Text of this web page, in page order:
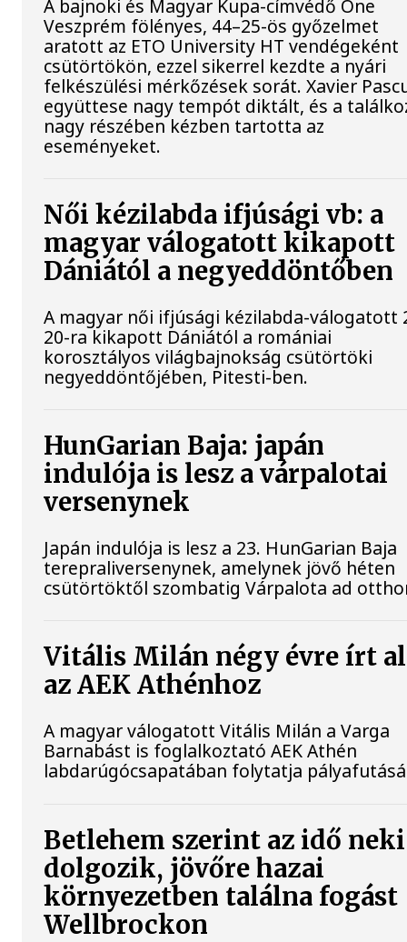
A bajnoki és Magyar Kupa-címvédő One
Veszprém fölényes, 44–25-ös győzelmet
aratott az ETO University HT vendégeként
csütörtökön, ezzel sikerrel kezdte a nyári
felkészülési mérkőzések sorát. Xavier
együttese nagy tempót diktált, és a
nagy részében kézben tartotta az
eseményeket.
Női kézilabda ifjúsági vb: a
magyar válogatott kikapott
Dániától a negyeddöntőben
A magyar női ifjúsági kézilabda-válogatott
20-ra kikapott Dániától a romániai
korosztályos világbajnokság csütörtöki
negyeddöntőjében, Pitesti-ben.
HunGarian Baja: japán
indulója is lesz a várpalotai
versenynek
Japán indulója is lesz a 23. HunGarian Baja
terepraliversenynek, amelynek jövő héten
csütörtöktől szombatig Várpalota ad
Vitális Milán négy évre írt
az AEK Athénhoz
A magyar válogatott Vitális Milán a Varga
Barnabást is foglalkoztató AEK Athén
labdarúgócsapatában folytatja
Betlehem szerint az idő neki
dolgozik, jövőre hazai
környezetben találna fogást
Wellbrockon